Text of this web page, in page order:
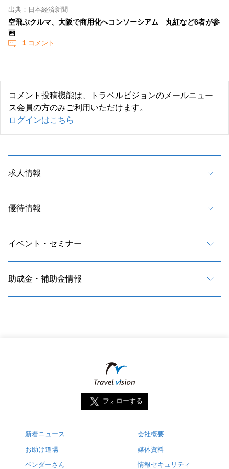
出典：日本経済新聞
空飛ぶクルマ、大阪で商用化へコンソーシアム 丸紅など6者が参
画
1 コメント
コメント投稿機能は、トラベルビジョンのメールニュー
ス会員の方のみご利用いただけます。
ログインはこちら
求人情報
優待情報
イベント・セミナー
助成金・補助金情報
フォローする
新着ニュース
お助け道場
ベンダーさん
会社概要
媒体資料
情報セキュリティ